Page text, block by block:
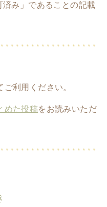
み」であることの記載
利用ください。
めた投稿をお読みいただ